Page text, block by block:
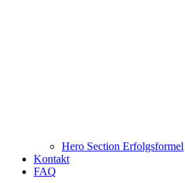
Hero Section Erfolgsformel
Kontakt
FAQ